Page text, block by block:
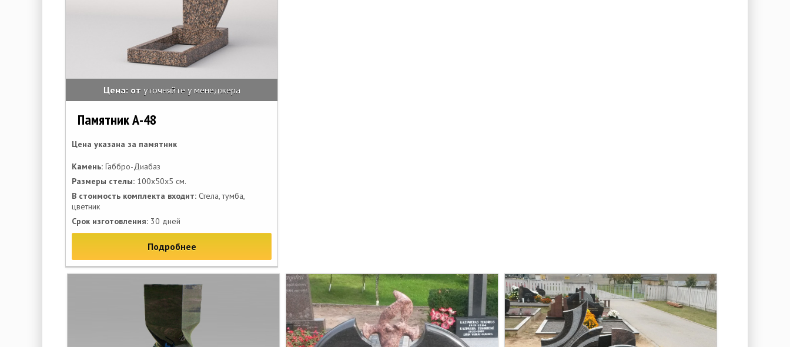
Цена: от уточняйте у менеджера
Памятник А-48
Цена указана за памятник
Камень: Габбро-Диабаз
Размеры стелы: 100х50х5 см.
В стоимость комплекта входит: Стела, тумба,
цветник
Срок изготовления: 30 дней
Подробнее